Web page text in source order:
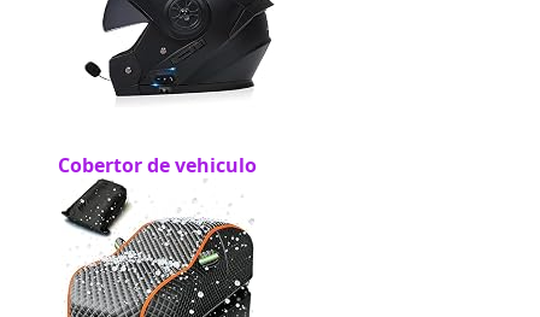
Cobertor de vehiculo